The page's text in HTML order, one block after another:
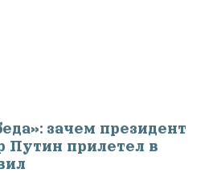
зачем президент
Путин прилетел в